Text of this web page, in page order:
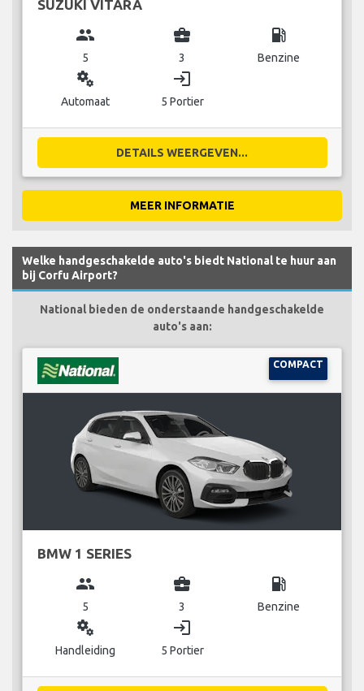
SUZUKI VITARA
group
5
business_center
3
local_gas_station
Benzine
miscellaneous_services
Automaat
login
5 Portier
DETAILS WEERGEVEN...
MEER INFORMATIE
Welke handgeschakelde auto's biedt National te huur aan
bij Corfu Airport?
National bieden de onderstaande handgeschakelde
auto's aan:
COMPACT
BMW 1 SERIES
group
5
business_center
3
local_gas_station
Benzine
miscellaneous_services
Handleiding
login
5 Portier